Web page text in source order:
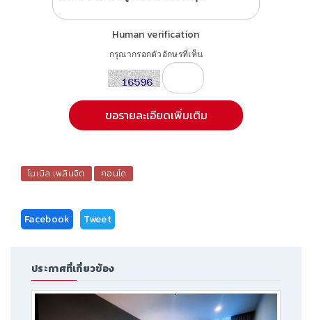
Human verification
กรุณากรอกตัวอักษรที่เห็น
โนเบิล เพลินจิต คอนโด
Facebook Tweet
ประกาศที่เกี่ยวข้อง